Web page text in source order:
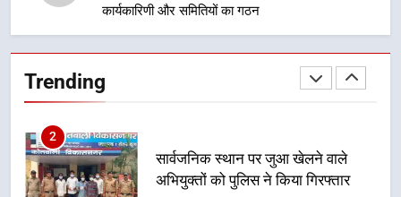
कार्यकारिणी और समितियों का गठन
Trending
निर्देश, सुरक्षा मानकों से कोई समझौता
खेल महाकुंभ 2026ः 01 सितंबर से सजेगा
मुख्यमंत्री चौम्पियनशिप ट्रॉफी का मंच,
न्याय पंचायत से राज्य स्तर तक होगा
2
सार्वजनिक स्थान पर जुआ खेलने वाले
अभियुक्तों को पुलिस ने किया गिरफ्तार